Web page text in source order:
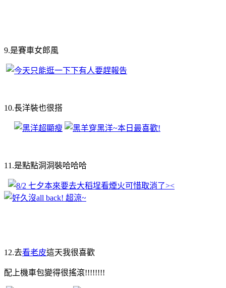
9.是賽車女郎風
10.長洋裝也很搭
11.是點點洞洞裝哈哈哈
12.去看老皮這天我很喜歡
配上機車包變得很搖滾!!!!!!!!